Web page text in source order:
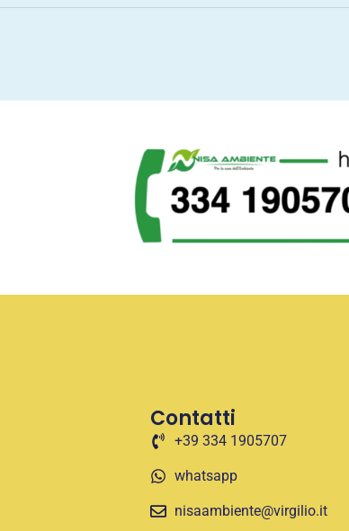
Contatti
+39 334 1905707
whatsapp
nisaambiente@virgilio.it